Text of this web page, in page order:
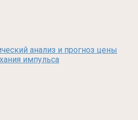
анализ и прогноз цены
импульса